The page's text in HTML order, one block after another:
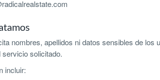
nombres, apellidos ni datos sensibles de
solicitado.
incluir: